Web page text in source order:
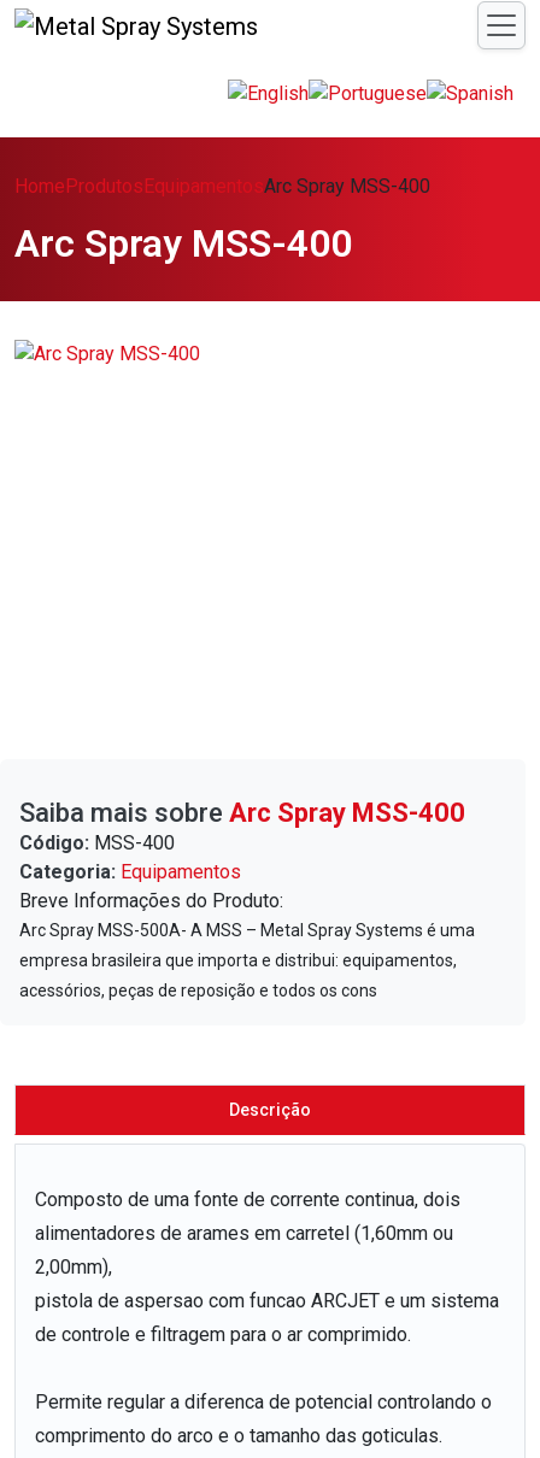
Home Produtos EquipamentosArc Spray MSS-400
Arc Spray MSS-400
Saiba mais sobre Arc Spray MSS-400
Código: MSS-400
Categoria: Equipamentos
Breve Informações do Produto:
Arc Spray MSS-500A- A MSS – Metal Spray Systems é uma
empresa brasileira que importa e distribui: equipamentos,
acessórios, peças de reposição e todos os cons
Descrição
Composto de uma fonte de corrente continua, dois
alimentadores de arames em carretel (1,60mm ou
2,00mm),
pistola de aspersao com funcao ARCJET e um sistema
de controle e filtragem para o ar comprimido.
Permite regular a diferenca de potencial controlando o
comprimento do arco e o tamanho das goticulas.